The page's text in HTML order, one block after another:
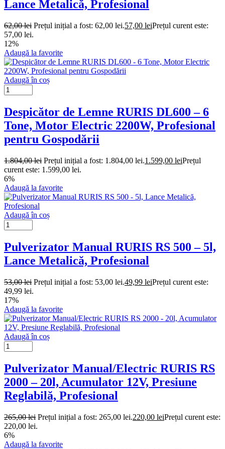
Lance Metalică, Profesional
62,00lei Prețul inițial a fost: 62,00 lei.57,00 leiPrețul curent este:
57,00 lei.
12%
Adaugă la favorite
Adaugă în coș
Despicător de Lemne RURIS DL600 – 6
Tone, Motor Electric 2200W, Profesional
pentru Gospodării
1.804,00lei Prețul inițial a fost: 1.804,00 lei.1.599,00 leiPrețul
curent este: 1.599,00 lei.
6%
Adaugă la favorite
Adaugă în coș
Pulverizator Manual RURIS RS 500 – 5l,
Lance Metalică, Profesional
53,00lei Prețul inițial a fost: 53,00 lei.49,99 leiPrețul curent este:
49,99 lei.
17%
Adaugă la favorite
Adaugă în coș
Pulverizator Manual/Electric RURIS RS
2000 – 20l, Acumulator 12V, Presiune
Reglabilă, Profesional
265,00lei Prețul inițial a fost: 265,00 lei.220,00 leiPrețul curent este:
220,00 lei.
6%
Adaugă la favorite